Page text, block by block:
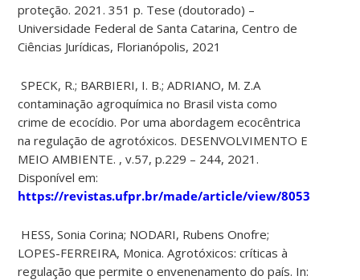
proteção. 2021. 351 p. Tese (doutorado) –
Universidade Federal de Santa Catarina, Centro de
Ciências Jurídicas, Florianópolis, 2021
SPECK, R.; BARBIERI, I. B.; ADRIANO, M. Z.A
contaminação agroquímica no Brasil vista como
crime de ecocídio. Por uma abordagem ecocêntrica
na regulação de agrotóxicos. DESENVOLVIMENTO E
MEIO AMBIENTE. , v.57, p.229 – 244, 2021.
Disponível em:
https://revistas.ufpr.br/made/article/view/80530/0
HESS, Sonia Corina; NODARI, Rubens Onofre;
LOPES-FERREIRA, Monica. Agrotóxicos: críticas à
regulação que permite o envenenamento do país. In: